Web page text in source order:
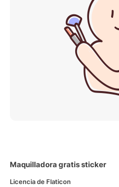
Maquilladora gratis sticker
Licencia de Flaticon